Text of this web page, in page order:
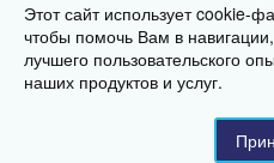
© Группа заводов теплового
ИП "Коваленко", 2016-2026
630073, г. Новосибирск, проспект
Этот сайт использует cookie-
чтобы помочь Вам в
лучшего пользовательского
наших продуктов и услуг.